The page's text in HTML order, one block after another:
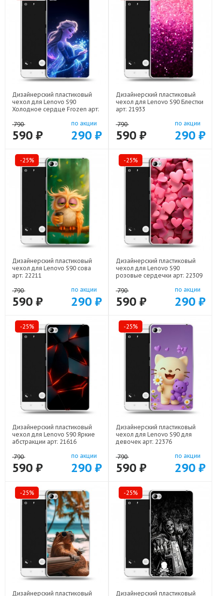
Дизайнерский пластиковый
чехол для Lenovo S90
Холодное сердце Frozen арт:
790
590 ₽
по акции
290 ₽
Дизайнерский пластиковый
чехол для Lenovo S90 Блестки
арт: 21933
790
590 ₽
по акции
290 ₽
-25%
Дизайнерский пластиковый
чехол для Lenovo S90 сова
арт: 22211
790
590 ₽
по акции
290 ₽
-25%
Дизайнерский пластиковый
чехол для Lenovo S90
розовые сердечки арт: 22309
790
590 ₽
по акции
290 ₽
-25%
Дизайнерский пластиковый
чехол для Lenovo S90 Яркие
абстракции арт: 21616
790
590 ₽
по акции
290 ₽
-25%
Дизайнерский пластиковый
чехол для Lenovo S90 для
девочек арт: 22376
790
590 ₽
по акции
290 ₽
-25%
Дизайнерский пластиковый
-25%
Дизайнерский пластиковый